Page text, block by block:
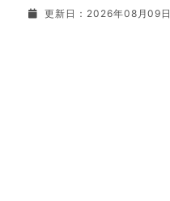
更新日：2026年08月09日